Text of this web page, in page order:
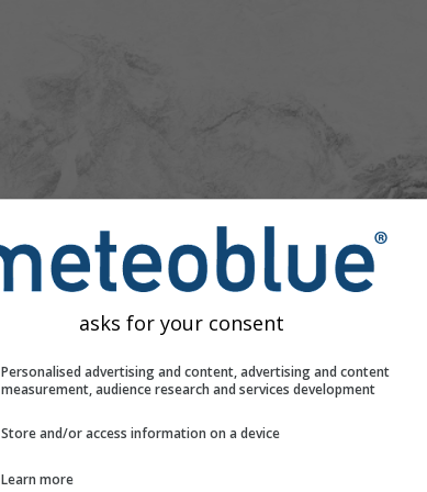
asks for your consent
Personalised advertising and content, advertising and content
measurement, audience research and services development
Store and/or access information on a device
Learn more